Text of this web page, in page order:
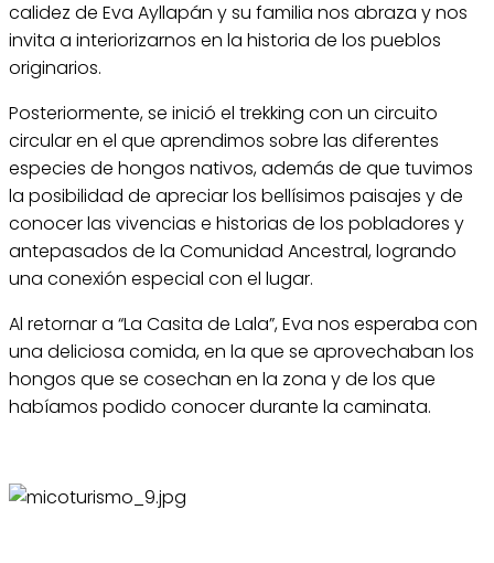
calidez de Eva Ayllapán y su familia nos abraza y nos
invita a interiorizarnos en la historia de los pueblos
originarios.
Posteriormente, se inició el trekking con un circuito
circular en el que aprendimos sobre las diferentes
especies de hongos nativos, además de que tuvimos
la posibilidad de apreciar los bellísimos paisajes y de
conocer las vivencias e historias de los pobladores y
antepasados de la Comunidad Ancestral, logrando
una conexión especial con el lugar.
Al retornar a “La Casita de Lala”, Eva nos esperaba con
una deliciosa comida, en la que se aprovechaban los
hongos que se cosechan en la zona y de los que
habíamos podido conocer durante la caminata.